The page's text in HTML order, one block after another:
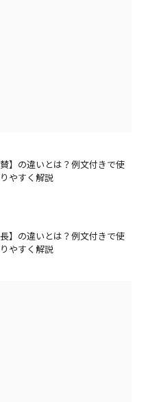
】の違いとは？例文付きで使
やすく解説
】の違いとは？例文付きで使
やすく解説